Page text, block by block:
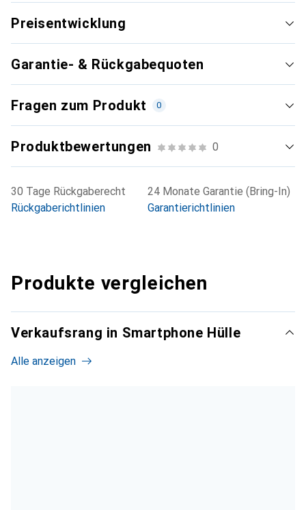
Preisentwicklung
Garantie- & Rückgabequoten
Fragen zum Produkt 0
Produktbewertungen 0
30 Tage Rückgaberecht
Rückgaberichtlinien
24 Monate Garantie (Bring-In)
Garantierichtlinien
Produkte vergleichen
Verkaufsrang in Smartphone Hülle
Alle anzeigen